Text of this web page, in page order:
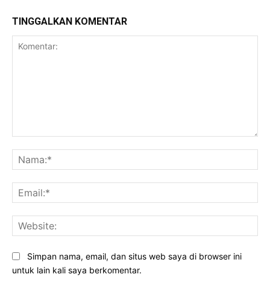
TINGGALKAN KOMENTAR
Simpan nama, email, dan situs web saya di browser ini
untuk lain kali saya berkomentar.